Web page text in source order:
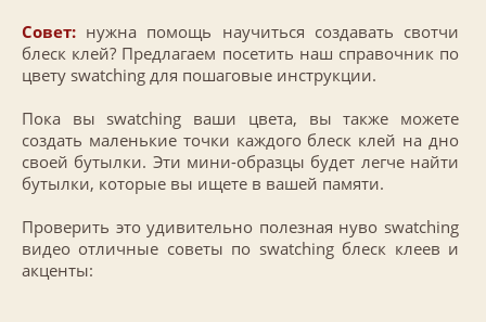
Совет: нужна помощь научиться создавать свотчи
блеск клей? Предлагаем посетить наш справочник по
цвету swatching для пошаговые инструкции.
Пока вы swatching ваши цвета, вы также можете
создать маленькие точки каждого блеск клей на дно
своей бутылки. Эти мини-образцы будет легче найти
бутылки, которые вы ищете в вашей памяти.
Проверить это удивительно полезная нуво swatching
видео отличные советы по swatching блеск клеев и
акценты: